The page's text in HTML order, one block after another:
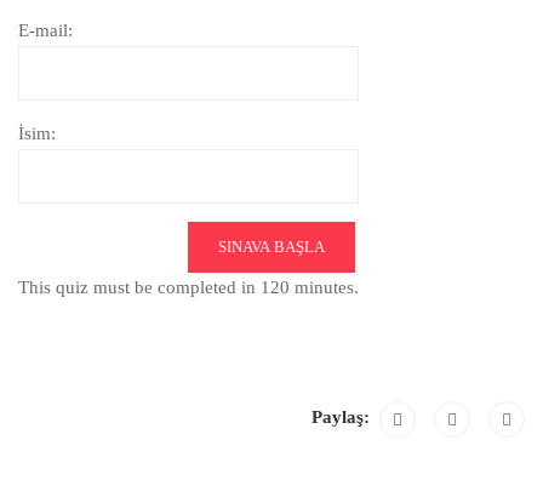
E-mail:
İsim:
SINAVA BAŞLA
This quiz must be completed in 120 minutes.
Paylaş: